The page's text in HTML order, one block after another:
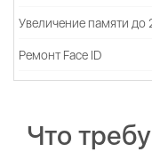
Увеличение памяти до
Ремонт Face ID
Что